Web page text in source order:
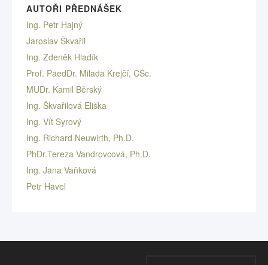
AUTOŘI PŘEDNÁŠEK
Ing. Petr Hajný
Jaroslav Škvařil
Ing. Zdeněk Hladík
Prof. PaedDr. Milada Krejčí, CSc.
MUDr. Kamil Běrský
Ing. Škvařilová Eliška
Ing. Vít Syrový
Ing. Richard Neuwirth, Ph.D.
PhDr.Tereza Vandrovcová, Ph.D.
Ing. Jana Vaňková
Petr Havel